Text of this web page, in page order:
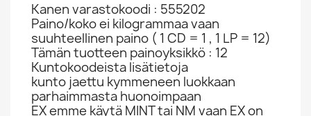
Kanen varastokoodi : 555202
Paino/koko ei kilogrammaa vaan
suuhteellinen paino ( 1 CD = 1 , 1 LP = 12)
Tämän tuotteen painoyksikkö : 12
Kuntokoodeista lisätietoja
kunto jaettu kymmeneen luokkaan
parhaimmasta huonoimpaan
EX emme käytä MINT tai NM vaan EX on